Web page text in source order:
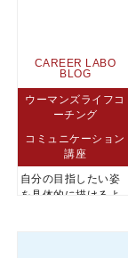
CAREER LABO
BLOG
ウーマンズライフコ
ーチング
コミュニケーション
講座
自分の目指したい姿
を具体的に描けるよ